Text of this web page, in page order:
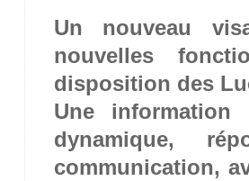
Un nouveau
nouvelles
disposition des
Une
dynamique,
communication,